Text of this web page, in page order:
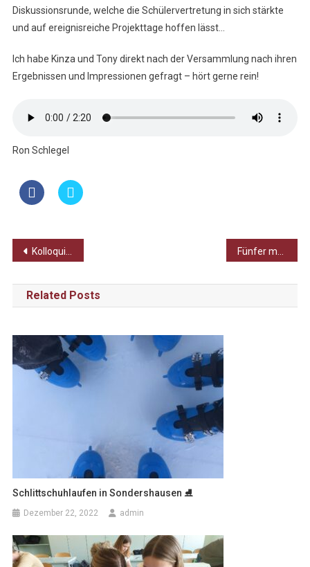
Diskussionsrunde, welche die Schülervertretung in sich stärkte
und auf ereignisreiche Projekttage hoffen lässt…
Ich habe Kinza und Tony direkt nach der Versammlung nach ihren
Ergebnissen und Impressionen gefragt – hört gerne rein!
Ron Schlegel
Beitragsnavigation
Kolloquien: Die erste bestandene Abiprüfung Fünfer musikalisch unterwegs
Related Posts
Schlittschuhlaufen in Sondershausen ⛸
Dezember 22, 2022 admin